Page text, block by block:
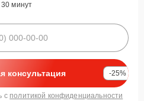
минут
консультация -25%
с политикой конфиденциальности